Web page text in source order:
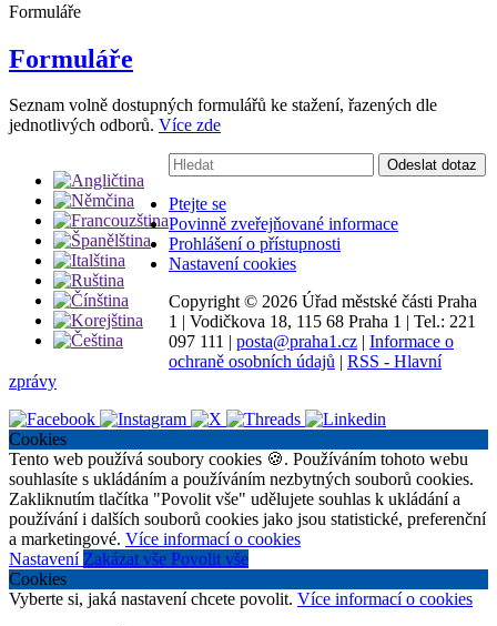
Formuláře
Formuláře
Seznam volně dostupných formulářů ke stažení, řazených dle
jednotlivých odborů. Více zde
Vyhledávání:
Odeslat dotaz
Ptejte se
Povinně zveřejňované informace
Prohlášení o přístupnosti
Nastavení cookies
Copyright © 2026 Úřad městské části Praha
1 | Vodičkova 18, 115 68 Praha 1 | Tel.: 221
097 111 | posta@praha1.cz | Informace o
ochraně osobních údajů | RSS - Hlavní
zprávy
Cookies
Tento web používá soubory cookies 🍪. Používáním tohoto webu
souhlasíte s ukládáním a používáním nezbytných souborů cookies.
Zakliknutím tlačítka "Povolit vše" udělujete souhlas k ukládání a
používání i dalších souborů cookies jako jsou statistické, preferenční
a marketingové. Více informací o cookies
Nastavení Zakázat vše Povolit vše
Cookies
Vyberte si, jaká nastavení chcete povolit. Více informací o cookies